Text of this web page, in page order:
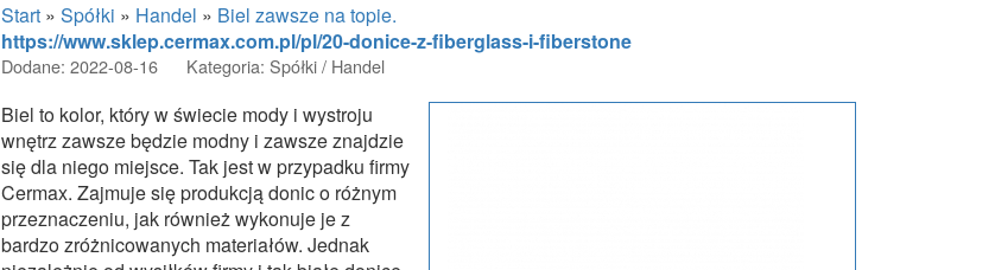
Start » Spółki » Handel » Biel zawsze na topie.
https://www.sklep.cermax.com.pl/pl/20-donice-z-fiberglass-i-fiberstone
Dodane: 2022-08-16 Kategoria: Spółki / Handel
Biel to kolor, który w świecie mody i wystroju
wnętrz zawsze będzie modny i zawsze znajdzie
się dla niego miejsce. Tak jest w przypadku firmy
Cermax. Zajmuje się produkcją donic o różnym
przeznaczeniu, jak również wykonuje je z
bardzo zróżnicowanych materiałów. Jednak